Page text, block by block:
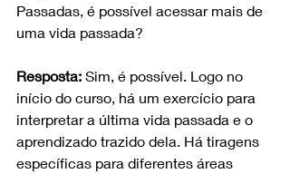
Passadas, é possível acessar mais de
uma vida passada?
Resposta: Sim, é possível. Logo no
início do curso, há um exercício para
interpretar a última vida passada e o
aprendizado trazido dela. Há tiragens
específicas para diferentes áreas